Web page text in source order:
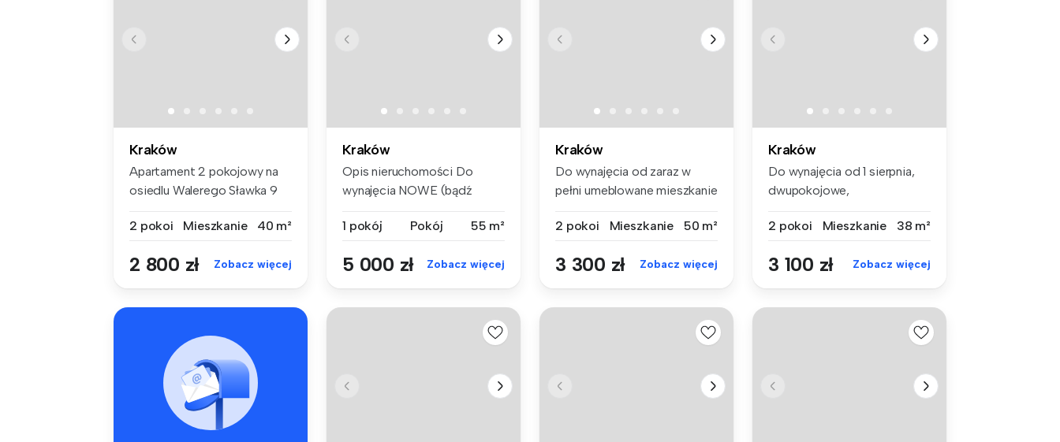
Kraków
Apartament 2 pokojowy na
osiedlu Walerego Sławka 9
2 pokoi
Mieszkanie 40 m²
2 800 zł Zobacz więcej
Kraków
Opis nieruchomości Do
wynajęcia NOWE (bądź
1 pokój
Pokój 55 m²
5 000 zł Zobacz więcej
Kraków
Do wynajęcia od zaraz w
pełni umeblowane mieszkanie
2 pokoi
Mieszkanie 50 m²
3 300 zł Zobacz więcej
Kraków
Do wynajęcia od 1 sierpnia,
dwupokojowe,
2 pokoi
Mieszkanie 38 m²
3 100 zł Zobacz więcej